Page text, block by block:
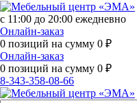
с 11:00 до 20:00 ежедневно
Онлайн-заказ
0 позиций на сумму 0 ₽
Онлайн-заказ
0 позиций на сумму 0 ₽
8-343-358-08-66